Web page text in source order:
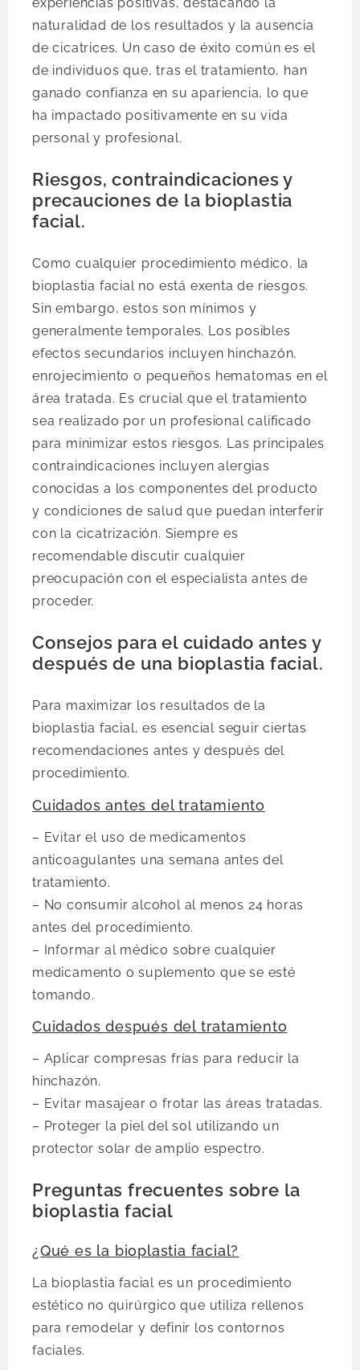
naturalidad de los resultados y la ausencia
de cicatrices. Un caso de éxito común es el
de individuos que, tras el tratamiento, han
ganado confianza en su apariencia, lo que
ha impactado positivamente en su vida
personal y profesional.
Riesgos, contraindicaciones y
precauciones de la bioplastia
facial.
Como cualquier procedimiento médico, la
bioplastia facial no está exenta de riesgos.
Sin embargo, estos son mínimos y
generalmente temporales. Los posibles
efectos secundarios incluyen hinchazón,
enrojecimiento o pequeños hematomas en el
área tratada. Es crucial que el tratamiento
sea realizado por un profesional calificado
para minimizar estos riesgos. Las principales
contraindicaciones incluyen alergias
conocidas a los componentes del producto
y condiciones de salud que puedan interferir
con la cicatrización. Siempre es
recomendable discutir cualquier
preocupación con el especialista antes de
proceder.
Consejos para el cuidado antes y
después de una bioplastia facial.
Para maximizar los resultados de la
bioplastia facial, es esencial seguir ciertas
recomendaciones antes y después del
procedimiento.
Cuidados antes del tratamiento
– Evitar el uso de medicamentos
anticoagulantes una semana antes del
tratamiento.
– No consumir alcohol al menos 24 horas
antes del procedimiento.
– Informar al médico sobre cualquier
medicamento o suplemento que se esté
tomando.
Cuidados después del tratamiento
– Aplicar compresas frías para reducir la
hinchazón.
– Evitar masajear o frotar las áreas tratadas.
– Proteger la piel del sol utilizando un
protector solar de amplio espectro.
Preguntas frecuentes sobre la
bioplastia facial
¿Qué es la bioplastia facial?
La bioplastia facial es un procedimiento
estético no quirúrgico que utiliza rellenos
para remodelar y definir los contornos
faciales.